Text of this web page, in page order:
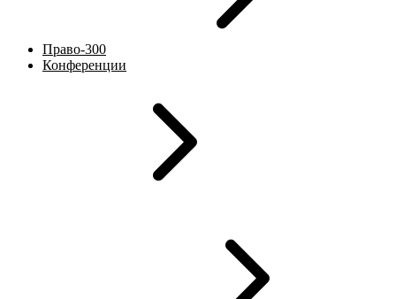
Право-300
Конференции